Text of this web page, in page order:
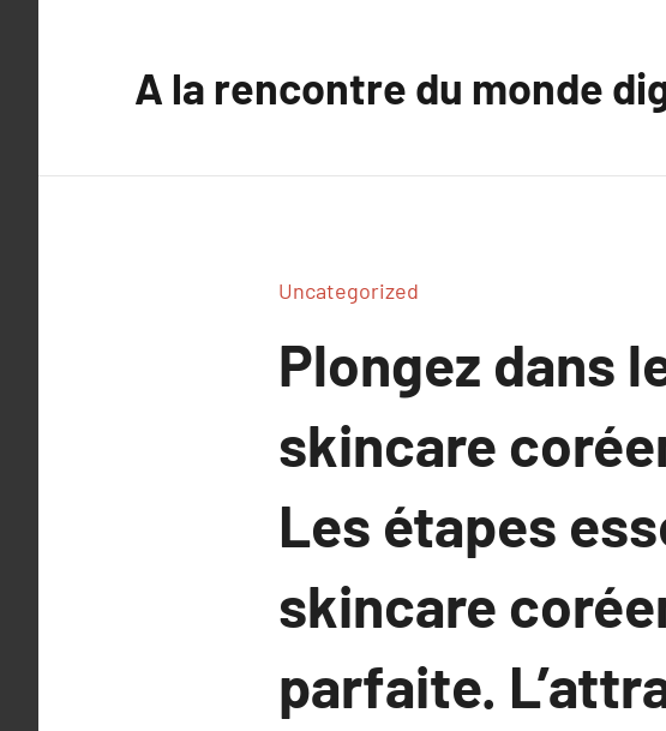
A la rencontre du monde
Uncategorized
Plongez dans
skincare
Les étapes
skincare
parfaite.